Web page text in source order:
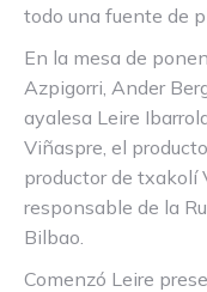
todo una fuente de
En la mesa de
Azpigorri, Ander
ayalesa Leire
Viñaspre, el
productor de txakolí
responsable de la
Bilbao.
Comenzó Leire